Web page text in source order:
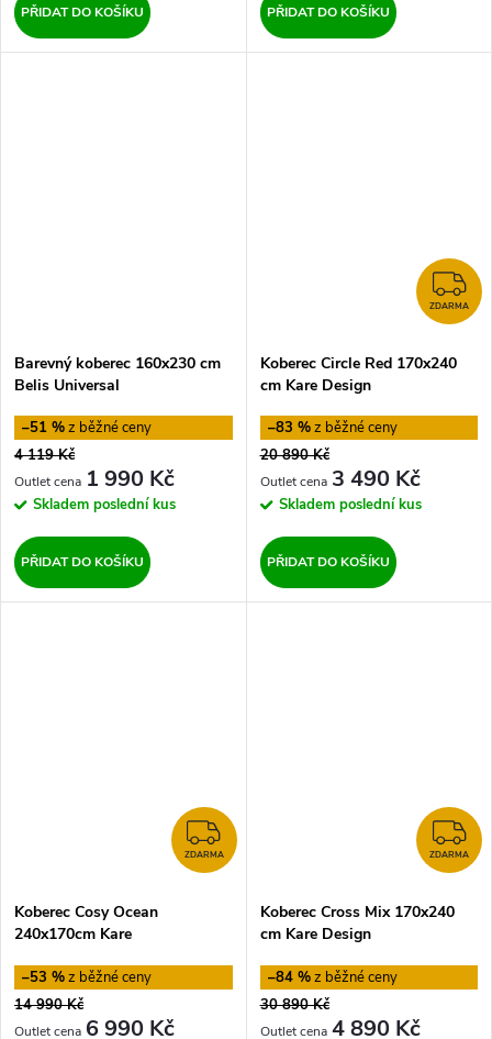
PŘIDAT DO KOŠÍKU PŘIDAT DO KOŠÍKU
Barevný koberec 160x230 cm
Belis Universal
–51 %
4 119 Kč
1 990 Kč
Skladem poslední kus
PŘIDAT DO KOŠÍKU
ZDARMA
Koberec Circle Red 170x240
cm Kare Design
–83 %
20 890 Kč
3 490 Kč
Skladem poslední kus
PŘIDAT DO KOŠÍKU
ZDARMA
ZDARMA
Koberec Cosy Ocean
240x170cm Kare
–53 %
14 990 Kč
6 990 Kč
ZDARMA
Koberec Cross Mix 170x240
cm Kare Design
–84 %
30 890 Kč
4 890 Kč